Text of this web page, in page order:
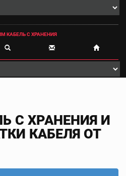
КАБЕЛЬ С ХРАНЕНИЯ
С ХРАНЕНИЯ И
КАБЕЛЯ ОТ